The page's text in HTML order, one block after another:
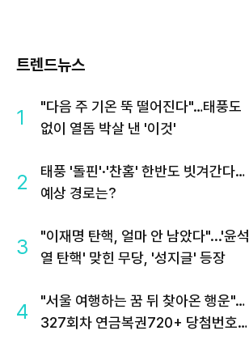
트렌드뉴스
1
"다음 주 기온 뚝 떨어진다"…태풍도
없이 열돔 박살 낸 '이것'
2
태풍 '돌핀'·'찬홈' 한반도 빗겨간다…
예상 경로는?
3
"이재명 탄핵, 얼마 안 남았다"...'윤석
열 탄핵' 맞힌 무당, '성지글' 등장
4
"서울 여행하는 꿈 뒤 찾아온 행운"…
327회차 연금복권720+ 당첨번호조